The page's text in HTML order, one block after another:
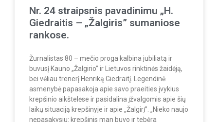
Nr. 24 straipsnis pavadinimu „H.
Giedraitis – „Žalgiris” sumaniose
rankose.
Žurnalistas 80 – mečio proga kalbina jubiliatą ir
buvusį Kauno „Žalgirio” ir Lietuvos rinktinės žaidėją,
bei vėliau trenerį Henriką Giedraitį. Legendinė
asmenybė papasakoja apie savo praeities įvykius
krepšinio aikštelėse ir pasidalina įžvalgomis apie šių
laikų situaciją krepšinyje ir apie „Žalgirį”. „Nieko naujo
nepasakysiu: krepšinis man buvo ir tebėra